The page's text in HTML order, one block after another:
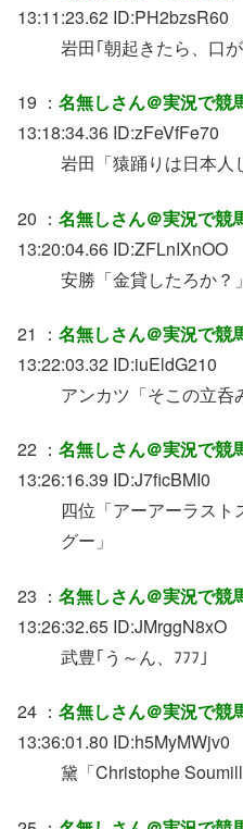
13:11:23.62 ID:PH2bzsR60
岩田｢朝起きたら、口
19 ： 名無しさん＠実況で競
13:18:34.36 ID:zFeVfFe70
岩田「猿踊りは日本人
20 ： 名無しさん＠実況で競
13:20:04.66 ID:ZFLnIXnOO
安勝「金貸したろか？」
21 ： 名無しさん＠実況で競
13:22:03.32 ID:iuEldG210
アンカツ「そこの立呑
22 ： 名無しさん＠実況で競
13:26:16.39 ID:J7ficBMI0
四位「アーアーラス
グー」
23 ： 名無しさん＠実況で競
13:26:32.65 ID:JMrggN8xO
武豊｢う～ん、ﾌﾌﾌ｣
24 ： 名無しさん＠実況で競
13:36:01.80 ID:h5MyMWjv0
黛「Christophe